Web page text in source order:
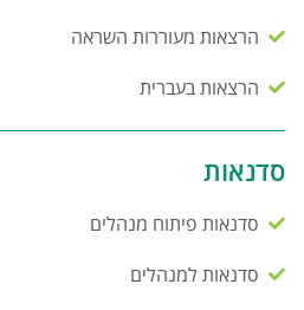
הרצאות מעוררות השראה
הרצאות בעברית
סדנאות
סדנאות פיתוח מנהלים
סדנאות למנהלים